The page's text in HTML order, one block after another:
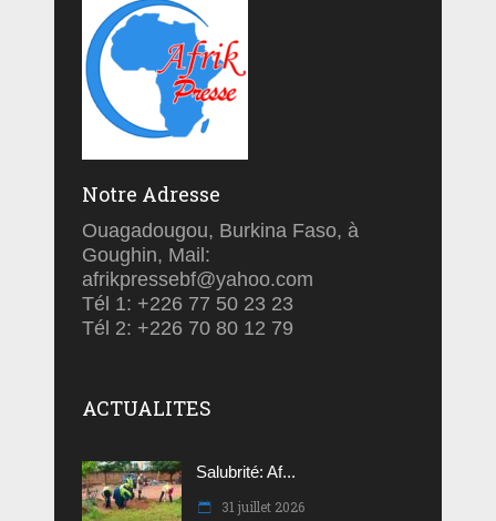
Notre Adresse
Ouagadougou, Burkina Faso, à
Goughin, Mail:
afrikpressebf@yahoo.com
Tél 1: +226 77 50 23 23
Tél 2: +226 70 80 12 79
ACTUALITES
Salubrité: Af...
31 juillet 2026